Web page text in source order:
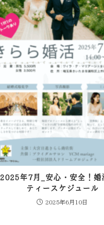
2025年7月_安心・安全！婚
ティースケジュール
2025年6月10日